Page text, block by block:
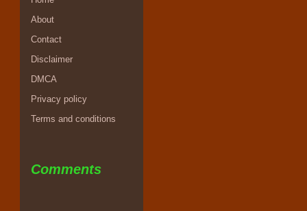
About
Contact
Disclaimer
DMCA
Privacy policy
Terms and conditions
Comments